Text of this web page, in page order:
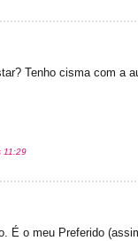
Tenho cisma com a
11:29
É o meu Preferido